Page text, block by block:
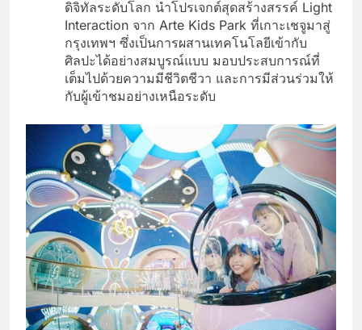
ดิจิทัลระดับโลก นำโปรเจกต์สุดสร้างสรรค์ Light
Interaction จาก Arte Kids Park ที่เกาะเชจูมาสู่
กรุงเทพฯ ซึ่งเป็นการผสานเทคโนโลยีเข้ากับ
ศิลปะได้อย่างสมบูรณ์แบบ มอบประสบการณ์ที่
เต็มไปด้วยความมีชีวิตชีวา และการมีส่วนร่วมให้
กับผู้เข้าชมอย่างเหนือระดับ